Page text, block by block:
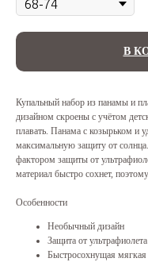
В
Купальный набор из панамы и
дизайном скроены с учётом
плавать. Панама с козырьком и
максимальную защиту от
фактором защиты от
материал быстро сохнет,
Особенности
Необычный дизайн
Защита от
Быстросохнущая мягкая